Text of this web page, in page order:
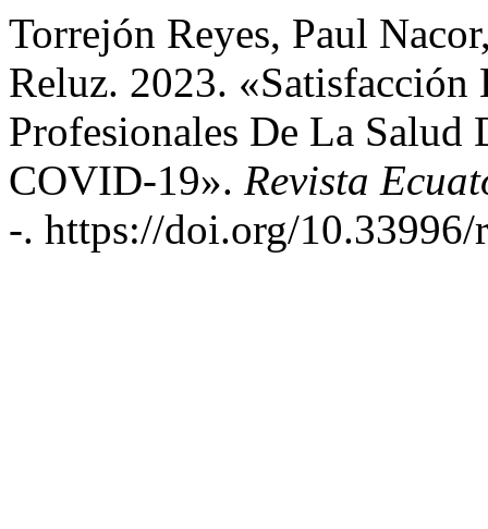
Torrejón Reyes, Paul
Reluz. 2023.
Profesionales De La Salud
COVID-19». Revista
-. https://doi.org/